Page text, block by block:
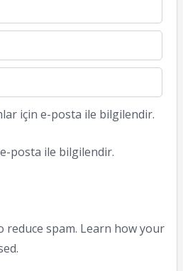
için e-posta ile bilgilendir.
posta ile bilgilendir.
reduce spam. Learn how your